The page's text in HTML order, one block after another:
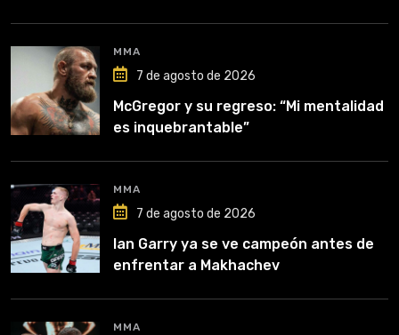
MMA
7 de agosto de 2026
McGregor y su regreso: “Mi mentalidad
es inquebrantable”
MMA
7 de agosto de 2026
Ian Garry ya se ve campeón antes de
enfrentar a Makhachev
MMA